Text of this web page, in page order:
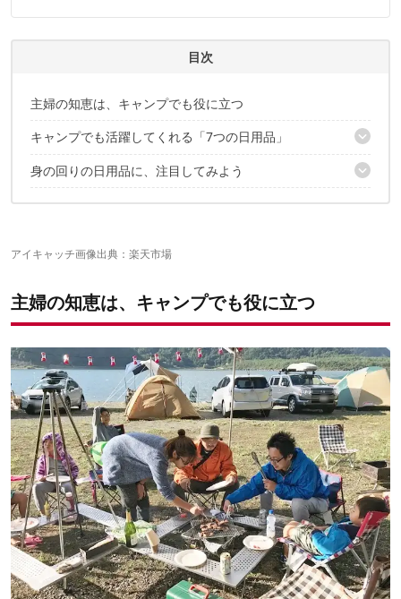
fujii mioのプロフィール目次
主婦の知恵は、キャンプでも役に立つ
キャンプでも活躍してくれる「7つの日用品」
ケース1.「子供に占拠されて、座れない」
ケース3.「いきなり服濡れた…(着替えあんまりないのに)」
助っ人アイテム：生レモン絞り器
ケース5.「お米？ちゃんと持ってきたよ(…けど研いでない)」
ケース6.「バケツが、地味に場所を取る・・・」
助っ人アイテム：たためるバケツ
ケース7.「えっ、いるの単一だったの！？」
助っ人アイテム：電池スペーサー
身の回りの日用品に、注目してみよう
アイキャッチ画像出典： 楽天市場
主婦の知恵は、キャンプでも役に立つ